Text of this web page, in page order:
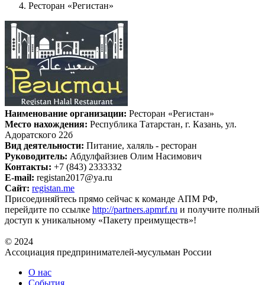
Ресторан «Регистан»
Наименование организации: Ресторан «Регистан»
Место нахождения: Республика Татарстан, г. Казань, ул.
Адоратского 22б
Вид деятельности: Питание, халяль - ресторан
Руководитель: Абдулфайзиев Олим Насимович
Контакты: +7 (843) 2333332
E-mail: registan2017@ya.ru
Сайт: registan.me
Присоединяйтесь прямо сейчас к команде АПМ РФ,
перейдите по ссылке http://partners.apmrf.ru и получите полный
доступ к уникальному «Пакету преимуществ»!
© 2024
Ассоциация предпринимателей-мусульман России
О нас
События